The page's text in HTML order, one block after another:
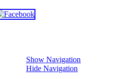
Show Navigation
Hide Navigation